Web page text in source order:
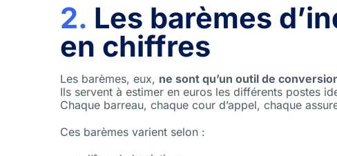
2. Les barèmes
en chiffres
Les barèmes, eux, ne sont qu’un outil de
Ils servent à estimer en euros les différents postes
Chaque barreau, chaque cour d’appel, chaque
Ces barèmes varient selon :